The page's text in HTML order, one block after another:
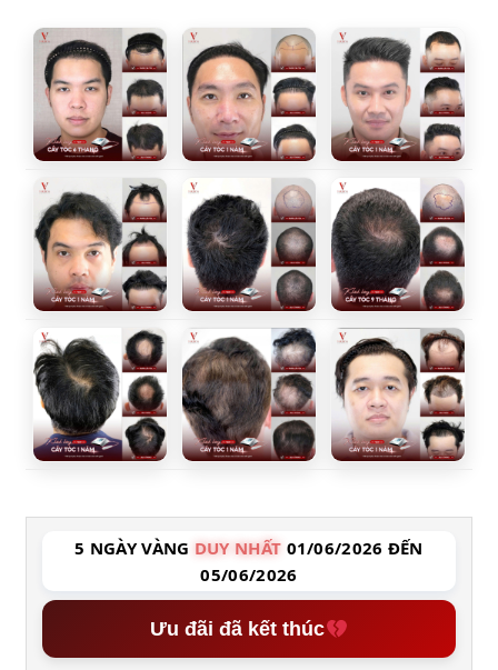
5 NGÀY VÀNG DUY NHẤT 01/06/2026 ĐẾN
05/06/2026
Ưu đãi đã kết thúc